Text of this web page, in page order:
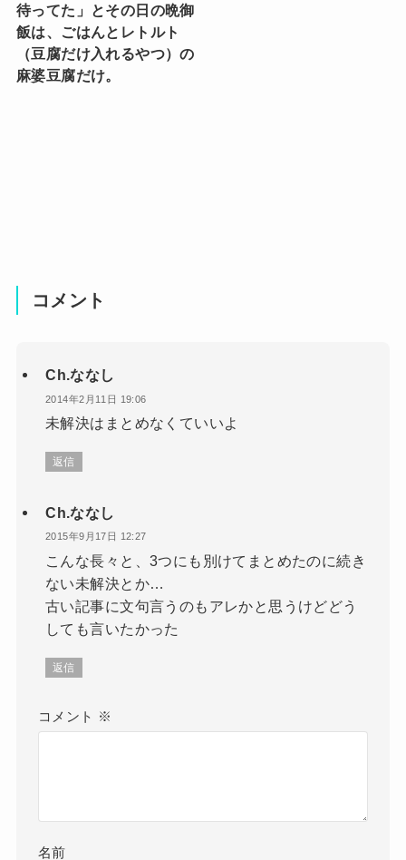
待ってた」とその日の晩御
飯は、ごはんとレトルト
（豆腐だけ入れるやつ）の
麻婆豆腐だけ。
コメント
Ch.ななし
2014年2月11日 19:06
未解決はまとめなくていいよ
返信
Ch.ななし
2015年9月17日 12:27
こんな長々と、3つにも別けてまとめたのに続き
ない未解決とか…
古い記事に文句言うのもアレかと思うけどどう
しても言いたかった
返信
コメント ※
名前